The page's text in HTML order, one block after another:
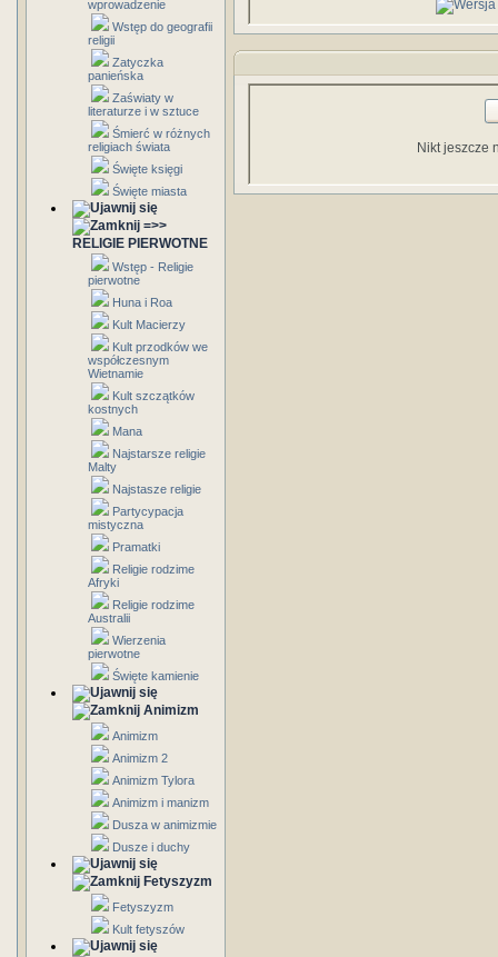
wprowadzenie
Wstęp do geografii
religii
Zatyczka
panieńska
Zaświaty w
literaturze i w sztuce
Śmierć w różnych
religiach świata
Święte księgi
Święte miasta
=>>
RELIGIE PIERWOTNE
Wstęp - Religie
pierwotne
Huna i Roa
Kult Macierzy
Kult przodków we
współczesnym
Wietnamie
Kult szczątków
kostnych
Mana
Najstarsze religie
Malty
Najstasze religie
Partycypacja
mistyczna
Pramatki
Religie rodzime
Afryki
Religie rodzime
Australii
Wierzenia
pierwotne
Święte kamienie
Animizm
Animizm
Animizm 2
Animizm Tylora
Animizm i manizm
Dusza w animizmie
Dusze i duchy
Fetyszyzm
Fetyszyzm
Kult fetyszów
Nikt jeszcze